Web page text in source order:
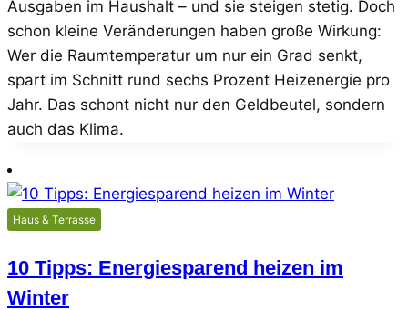
Ausgaben im Haushalt – und sie steigen stetig. Doch
schon kleine Veränderungen haben große Wirkung:
Wer die Raumtemperatur um nur ein Grad senkt,
spart im Schnitt rund sechs Prozent Heizenergie pro
Jahr. Das schont nicht nur den Geldbeutel, sondern
auch das Klima.
Haus & Terrasse
10 Tipps: Energiesparend heizen im
Winter